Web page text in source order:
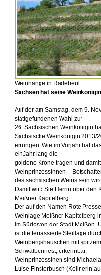
Weinhänge in Radebeul
Sachsen hat seine
Auf der am Samstag, dem 9.
stattgefundenen Wahl zur
26. Sächsischen Weinkönigin
Sächsische Weinkönigin 2013/
errungen. Wie im Vorjahr hat
einJahr lang die
goldene Krone tragen und
Weinprinzessinnen –
des sächsischen Weins sein
Damit wird Sie Herrin über den
Meißner Kapitelberg.
Der auf den Namen Rote
Weinlage Meißner Kapitelberg
im Südosten der Stadt Meißen.
ist die terrassierte Steillage
Weinbergshäuschen mit
Schwalbennest, erkennbar.
Weinprinzessinen sind
Luise Finsterbusch (Kellnerin